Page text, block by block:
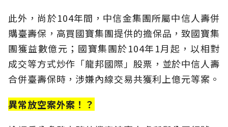
此外，尚於104年間，中信金集團所屬中信人壽併
購臺壽保，高買國寶集團提供的擔保品，致國寶集
團獲益數億元；國寶集團於104年1月起，以相對
成交等方式炒作「龍邦國際」股票，並於中信人壽
合併臺壽保時，涉嫌內線交易共獲利上億元等案。
異常放空案外案！？